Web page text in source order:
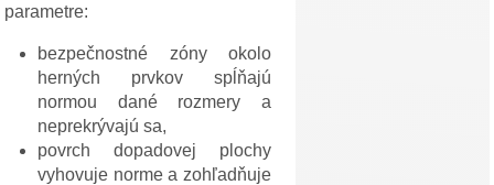
parametre:
bezpečnostné zóny okolo
herných prvkov spĺňajú
normou dané rozmery a
neprekrývajú sa,
povrch dopadovej plochy
vyhovuje norme a zohľadňuje